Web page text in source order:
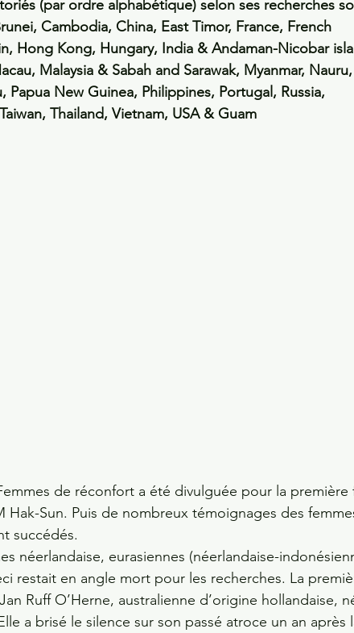
(par ordre alphabétique) selon ses recherches
Cambodia, China, East Timor, France, French
Hong Kong, Hungary, India & Andaman-Nicobar
Malaysia & Sabah and Sarawak, Myanmar,
Papua New Guinea, Philippines, Portugal, Russia,
Thailand, Vietnam, USA & Guam
de réconfort a été divulguée pour la première
Hak-Sun. Puis de nombreux témoignages des
succédés.
néerlandaise, eurasiennes (néerlandaise-
restait en angle mort pour les recherches. La
Ruff O’Herne, australienne d’origine hollandaise,
a brisé le silence sur son passé atroce un an après